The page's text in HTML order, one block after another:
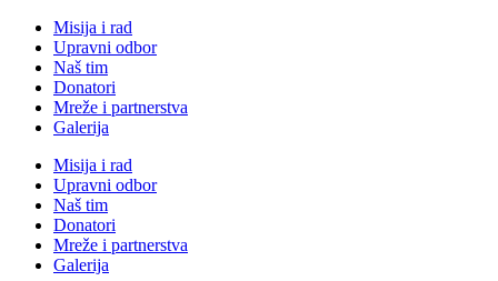
Misija i rad
Upravni odbor
Naš tim
Donatori
Mreže i partnerstva
Galerija
Misija i rad
Upravni odbor
Naš tim
Donatori
Mreže i partnerstva
Galerija